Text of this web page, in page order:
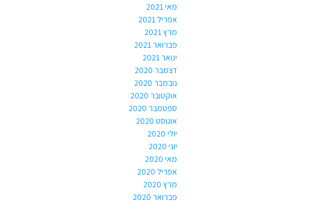
מאי 2021
אפריל 2021
מרץ 2021
פברואר 2021
ינואר 2021
דצמבר 2020
נובמבר 2020
אוקטובר 2020
ספטמבר 2020
אוגוסט 2020
יולי 2020
יוני 2020
מאי 2020
אפריל 2020
מרץ 2020
פברואר 2020